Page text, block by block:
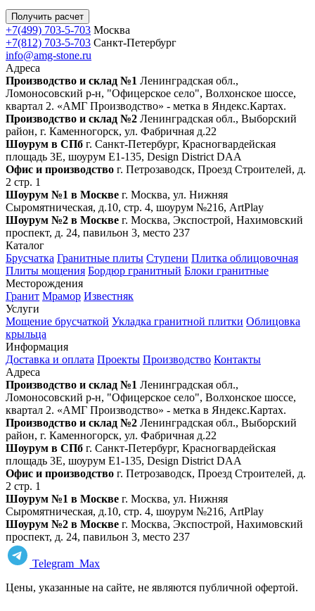
Получить расчет
+7(499) 703-5-703 Москва
+7(812) 703-5-703 Санкт-Петербург
info@amg-stone.ru
Адреса
Производство и склад №1 Ленинградская обл.,
Ломоносовский р-н, "Офицерское село", Волхонское шоссе,
квартал 2. «АМГ Производство» - метка в Яндекс.Картах.
Производство и склад №2 Ленинградская обл., Выборский
район, г. Каменногорск, ул. Фабричная д.22
Шоурум в СПб г. Санкт‑Петербург, Красногвардейская
площадь 3Е, шоурум Е1-135, Design District DAA
Офис и производство г. Петрозаводск, Проезд Строителей, д.
2 стр. 1
Шоурум №1 в Москве г. Москва, ул. Нижняя
Сыромятническая, д.10, стр. 4, шоурум №216, ArtPlay
Шоурум №2 в Москве г. Москва, Экспострой, Нахимовский
проспект, д. 24, павильон 3, место 237
Каталог
Брусчатка Гранитные плиты Ступени Плитка облицовочная
Плиты мощения Бордюр гранитный Блоки гранитные
Месторождения
Гранит Мрамор Известняк
Услуги
Мощение брусчаткой Укладка гранитной плитки Облицовка
крыльца
Информация
Доставка и оплата Проекты Производство Контакты
Адреса
Производство и склад №1 Ленинградская обл.,
Ломоносовский р-н, "Офицерское село", Волхонское шоссе,
квартал 2. «АМГ Производство» - метка в Яндекс.Картах.
Производство и склад №2 Ленинградская обл., Выборский
район, г. Каменногорск, ул. Фабричная д.22
Шоурум в СПб г. Санкт‑Петербург, Красногвардейская
площадь 3Е, шоурум Е1-135, Design District DAA
Офис и производство г. Петрозаводск, Проезд Строителей, д.
2 стр. 1
Шоурум №1 в Москве г. Москва, ул. Нижняя
Сыромятническая, д.10, стр. 4, шоурум №216, ArtPlay
Шоурум №2 в Москве г. Москва, Экспострой, Нахимовский
проспект, д. 24, павильон 3, место 237
Telegram Max
Цены, указанные на сайте, не являются публичной офертой.